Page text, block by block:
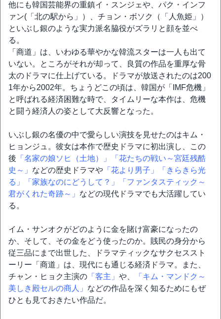
他にも韓国芸能界の重鎮イ・スンジェや、パク・インフ
ァン(「北の駅から」）、チョン・ボソク（「人魚姫」）
といぶし銀のような実力派名脇役がズラリと顔を並べ
る。
「商道」は、いわゆる華やかな韓流スターは一人も出て
いない。ところがそれが却って、良質の作品を重厚な骨
太のドラマに仕上げている。ドラマが放送されたのは200
1年から2002年。ちょうどこの頃は、韓国が「IMF危機」
と呼ばれる経済困難な時で、タイムリーな本作は、危機
と闘う経済人の姿として大反響となった。
いぶし銀の名優の中で愛らしい演技を見せたのはキム・
ヒョンジュ。彼女は本作で歴史ドラマに初出演し、この
後 「名家の娘ソヒ（土地）」
「花たちの戦い～宮廷残酷
史～」 などの歴史ドラマや 「花より男子」
「きらきら光
る」
「家族なのにどうして？」
「ファンタスティック～
君がくれた奇跡～」 などの現代ドラマでも大活躍してい
る。
イム・サンオクがどのように金を賭け富豪になったの
か、そして、その金をどう使ったのか。賎民の身分から
従三品にまで出世した、ドラマティックなサクセススト
ーリー「商道」は、現代にも通じる経済ドラマ。また、
チャン・ヒョク主演の 「客主」 や、
「キム・マンドク～
美しき殿セルの商人」 などの作品を深く知るためにもぜ
ひとも見ておきたい作品だ。